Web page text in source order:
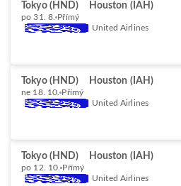
Tokyo (HND) Houston (IAH)
po 31. 8. Přímý
United Airlines
Tokyo (HND) Houston (IAH)
ne 18. 10. Přímý
United Airlines
Tokyo (HND) Houston (IAH)
po 12. 10. Přímý
United Airlines